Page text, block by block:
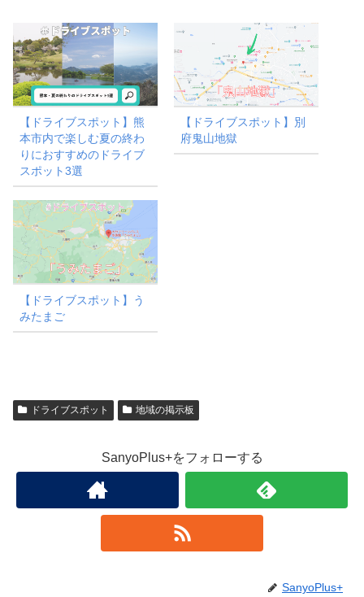
【ドライブスポット】熊
本市内で楽しむ夏の終わ
りにおすすめのドライブ
スポット3選
【ドライブスポット】別
府鬼山地獄
【ドライブスポット】う
みたまご
ドライブスポット 地域の掲示板
SanyoPlus+をフォローする
SanyoPlus+